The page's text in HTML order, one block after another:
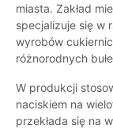
miasta. Zakład
specjalizuje się w
wyrobów
różnorodnych
W produkcji
naciskiem na
przekłada się na